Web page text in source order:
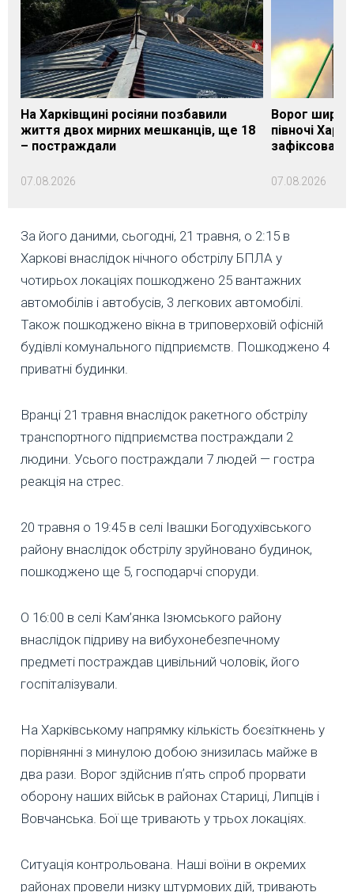
На Харківщині росіяни позбавили
життя двох мирних мешканців, ще 18
– постраждали
07.08.2026
Ворог
півночі
зафіксовані
07.08.2026
За його даними, сьогодні, 21 травня, о 2:15 в
Харкові внаслідок нічного обстрілу БПЛА у
чотирьох локаціях пошкоджено 25 вантажних
автомобілів і автобусів, 3 легкових автомобілі.
Також пошкоджено вікна в триповерховій офісній
будівлі комунального підприємств. Пошкоджено 4
приватні будинки.
Вранці 21 травня внаслідок ракетного обстрілу
транспортного підприємства постраждали 2
людини. Усього постраждали 7 людей — гостра
реакція на стрес.
20 травня о 19:45 в селі Івашки Богодухівського
району внаслідок обстрілу зруйновано будинок,
пошкоджено ще 5, господарчі споруди.
О 16:00 в селі Кам’янка Ізюмського району
внаслідок підриву на вибухонебезпечному
предметі постраждав цивільний чоловік, його
госпіталізували.
На Харківському напрямку кількість боєзіткнень у
порівнянні з минулою добою знизилась майже в
два рази. Ворог здійснив пʼять спроб прорвати
оборону наших військ в районах Стариці, Липців і
Вовчанська. Бої ще тривають у трьох локаціях.
Ситуація контрольована. Наші воїни в окремих
районах провели низку штурмових дій, тривають